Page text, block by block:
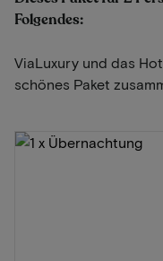
Folgendes:
ViaLuxury und das
schönes Paket